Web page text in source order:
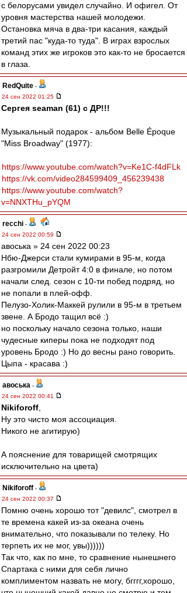
с белорусами увидел случайно. И офигел. От
уровня мастерства нашей молодежи.
Остановка мяча в два-три касания, каждый
третий пас "куда-то туда". В играх взрослых
команд этих же игроков это как-то не бросается
в глаза.
RedQuite -
24 сен 2022 01:25
Сергея seaman (61) с ДР!!!
Музыкальный подарок - альбом Belle Époque
"Miss Broadway" (1977):
https://www.youtube.com/watch?v=Ke1C-f4dFLk
https://vk.com/video284599409_456239438
https://www.youtube.com/watch?
v=NNXTHu_pYQM
recchi -
24 сен 2022 00:59
авоська » 24 сен 2022 00:23
Нбю-Джерси стали кумирами в 95-м, когда
разгромили Детройт 4:0 в финале, но потом
начали след. сезон с 10-ти побед подряд, но
не попали в плей-офф.
Пелузо-Холик-Маккей рулили в 95-м в третьем
звене. А Бродо тащил всё :)
но поскольку начало сезона только, наши
чудесные киперы пока не подходят под
уровень Бродо :) Но до весны рано говорить.
Цыпа - красава :)
авоська -
24 сен 2022 00:41
Nikiforoff
Ну это чисто моя ассоциация.
Никого не агитирую)
А пояснение для товарищей смотрящих
исключительно на цвета)
Nikiforoff -
24 сен 2022 00:37
Помню очень хорошо тот "девилс", смотрел в
те времена какей из-за океана очень
внимательно, что показывали по телеку. Но
терпеть их не мог, увы))))))
Так что, как по мне, то сравнение нынешнего
Спартака с ними для себя лично
комплиментом назвать не могу, бгггг,хорошо,